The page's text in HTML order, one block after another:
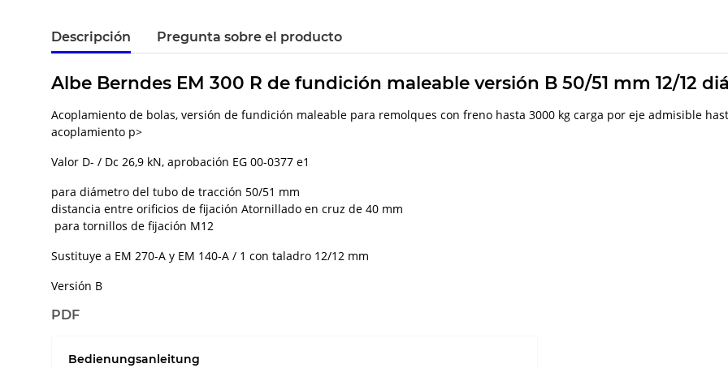
Descripción Pregunta sobre el producto
Albe Berndes EM 300 R de fundición maleable versión B 50/51 mm 12/12
Acoplamiento de bolas, versión de fundición maleable para remolques con freno hasta 3000 kg carga por eje admisible
acoplamiento p>
Valor D- / Dc 26,9 kN, aprobación EG 00-0377 e1
para diámetro del tubo de tracción 50/51 mm
distancia entre orificios de fijación Atornillado en cruz de 40 mm
para tornillos de fijación M12
Sustituye a EM 270-A y EM 140-A / 1 con taladro 12/12 mm
Versión B
PDF
Bedienungsanleitung